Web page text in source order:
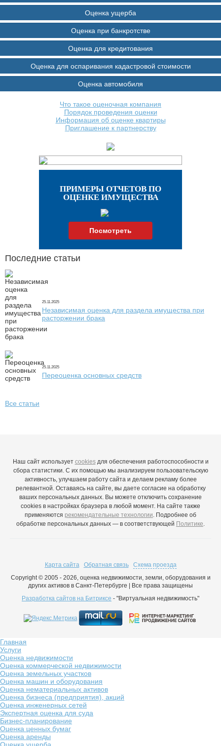
Оценка ущерба
Оценка при банкротстве
Оценка для кредитования
Оценка для оспаривания кадастровой стоимости
Оценка автомобиля
Что такое оценочная компания
Порядок проведения оценки
Информация об оценке квартиры
Приглашение к партнерству
ПРИМЕРЫ ОТЧЕТОВ ПО
ОЦЕНКЕ ИМУЩЕСТВА
Посмотреть
Последние статьи
25.11.2025
Независимая оценка для раздела имущества при
расторжении брака
25.11.2025
Переоценка основных средств
Все статьи
Наш сайт использует cookiesдля обеспечения работоспособности и
сбора статистики. С их помощью мы анализируем пользовательскую
активность, улучшаем работу сайта и делаем рекламу более
релевантной. Оставаясь на сайте, вы даете согласие на обработку
ваших персональных данных. Вы можете отключить сохранение
cookies в настройках браузера в любой момент. На сайте также
применяются рекомендательные технологии . Подробнее об
обработке персональных данных — в соответствующей Политике
Карта сайта Обратная связь
Схема проезда
Copyright © 2005 - 2026, оценка недвижимости, земли, оборудования и
других активов в Санкт-Петербурге | Все права защищены
Разработка сайтов на Битриксе - "Виртуальная недвижимость"
Главная
Услуги
Оценка недвижимости
Оценка коммерческой недвижимости
Оценка земельных участков
Оценка машин и оборудования
Оценка нематериальных активов
Оценка бизнеса (предприятия), акций
Оценка инженерных сетей
Экспертная оценка для суда
Бизнес-планирование
Оценка ценных бумаг
Оценка аренды
Оценка ущерба